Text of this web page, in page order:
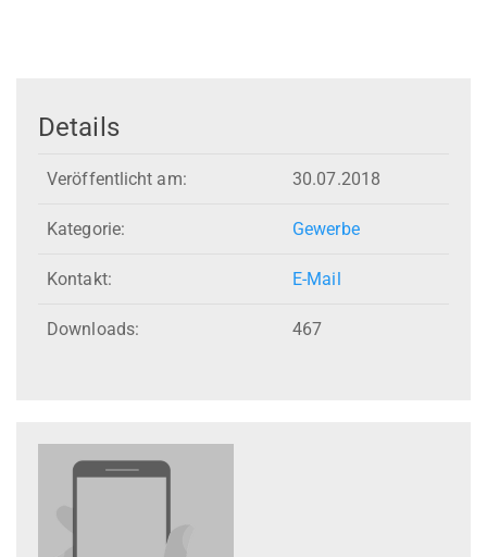
Details
Veröffentlicht am: 30.07.2018
Kategorie: Gewerbe
Kontakt: E-Mail
Downloads: 467